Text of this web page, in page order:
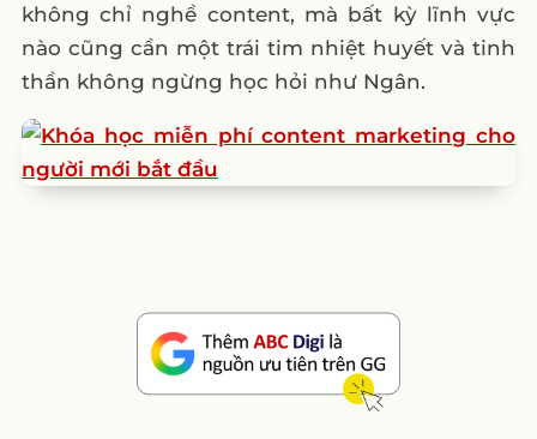
không chỉ nghề content, mà bất kỳ lĩnh vực
nào cũng cần một trái tim nhiệt huyết và tinh
thần không ngừng học hỏi như Ngân.